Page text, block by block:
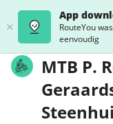
App
RouteYou
eenvoudig
MTB P.